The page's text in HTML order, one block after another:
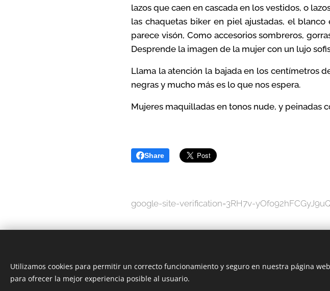
lazos que caen en cascada en los vestidos, o
las chaquetas biker en piel ajustadas, el
parece visón, Como accesorios sombreros,
Desprende la imagen de la mujer con un lujo
Llama la atención la bajada en los centímetros
negras y mucho más es lo que nos espera.
Mujeres maquilladas en tonos nude, y peinadas
Share
google-site-verification=3RH7v-
Utilizamos cookies para permitir un correcto funcionamiento y seguro en nuestra página
para ofrecer la mejor experiencia posible al usuario.